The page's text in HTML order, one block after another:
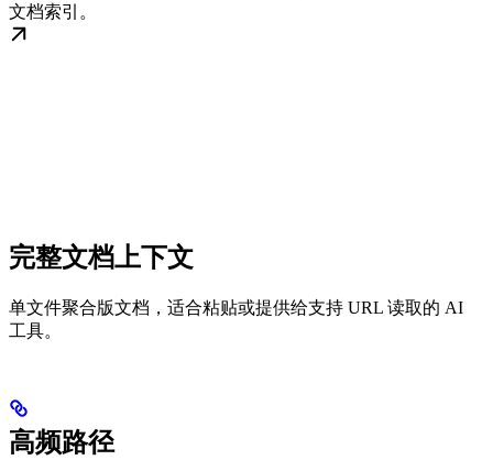
文档索引。
完整文档上下文
单文件聚合版文档，适合粘贴或提供给支持 URL 读取的 AI
工具。
高频路径